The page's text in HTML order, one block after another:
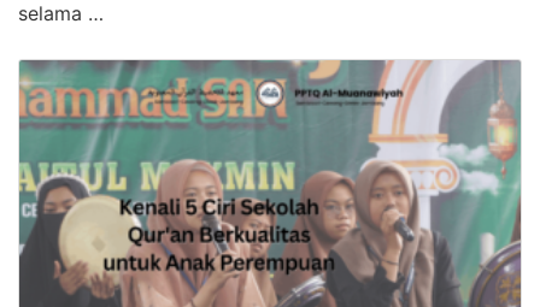
selama …